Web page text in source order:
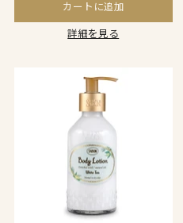
カートに追加
詳細を見る